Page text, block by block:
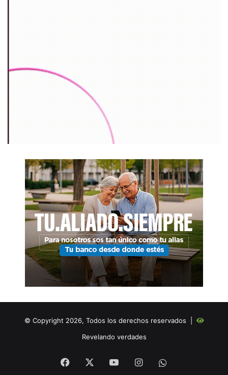
© Copyright 2026, Todos los derechos reservados |
Revelando verdades
Facebook YouTubeInstagram